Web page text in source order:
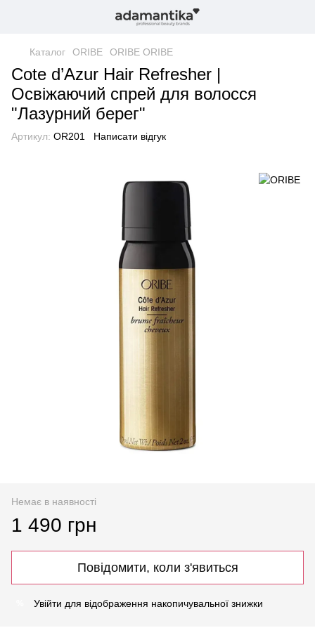
Каталог ORIBE ORIBE ORIBE
Cote d’Azur Hair Refresher |
Освіжаючий спрей для волосся
"Лазурний берег"
Артикул: OR201 Написати відгук
Немає в наявності
1 490 грн
Повідомити, коли з'явиться
Увійти для відображення накопичувальної знижки